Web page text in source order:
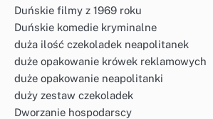
Duńskie filmy z 1969 roku
Duńskie komedie kryminalne
duża ilość czekoladek neapolitanek
duże opakowanie krówek reklamowych
duże opakowanie neapolitanki
duży zestaw czekoladek
Dworzanie hospodarscy